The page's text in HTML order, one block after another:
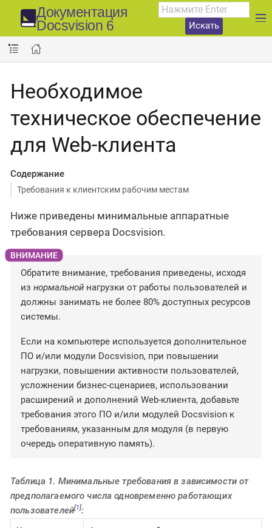
Документация
Docsvision 6
Искать
Необходимое
техническое обеспечение
для Web-клиента
Содержание
Требования к клиентским рабочим местам
Ниже приведены минимальные аппаратные
требования сервера Docsvision.
Обратите внимание, требования приведены, исходя
из нормальной нагрузки от работы пользователей и
должны занимать не более 80% доступных ресурсов
системы.
Если на компьютере используется дополнительное
ПО и/или модули Docsvision, при повышении
нагрузки, повышении активности пользователей,
усложнении бизнес-сценариев, использовании
расширений и дополнений Web-клиента, добавьте
требования этого ПО и/или модулей Docsvision к
требованиям, указанным для модуля (в первую
очередь оперативную память).
Таблица 1. Минимальные требования в зависимости от
предполагаемого числа одновременно работающих
пользователей[1]: